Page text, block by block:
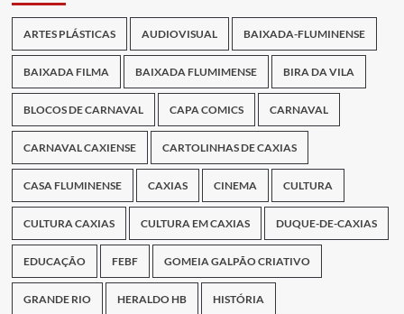
ARTES PLÁSTICAS AUDIOVISUAL BAIXADA-FLUMINENSE
BAIXADA FILMA BAIXADA FLUMIMENSE BIRA DA VILA
BLOCOS DE CARNAVAL CAPA COMICS CARNAVAL
CARNAVAL CAXIENSE CARTOLINHAS DE CAXIAS
CASA FLUMINENSE CAXIAS CINEMA CULTURA
CULTURA CAXIAS CULTURA EM CAXIAS DUQUE-DE-CAXIAS
EDUCAÇÃO FEBF GOMEIA GALPÃO CRIATIVO
GRANDE RIO HERALDO HB HISTÓRIA